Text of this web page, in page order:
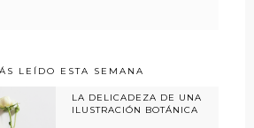
LEÍDO ESTA SEMANA
LA DELICADEZA DE UNA
ILUSTRACIÓN BOTÁNICA